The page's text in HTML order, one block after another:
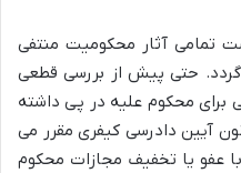
تمامی آثار محکومیت منتفی
حتی پیش از بررسی قطعی
برای محکوم علیه در پی داشته
عنوان مثال، ماده ۵۰۴ قانون آیین دادرسی کیفری مقرر می
عفو یا تخفیف مجازات محکوم